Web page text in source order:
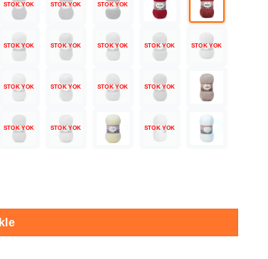
STOK YOK STOK YOK STOK YOK
STOK YOK STOK YOK STOK YOK STOK YOK STOK YOK
STOK YOK STOK YOK STOK YOK STOK YOK
STOK YOK STOK YOK STOK YOK